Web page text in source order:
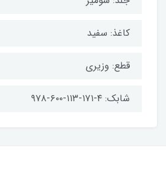
کاغذ: سفید
قطع: وزیری
شابک: ۴-۱۷۱-۱۱۳-۶۰۰-۹۷۸